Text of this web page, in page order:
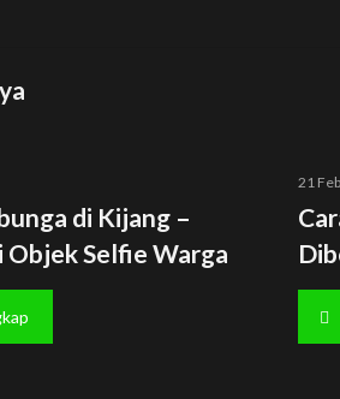
di Kijang –
Objek Selfie Warga
21